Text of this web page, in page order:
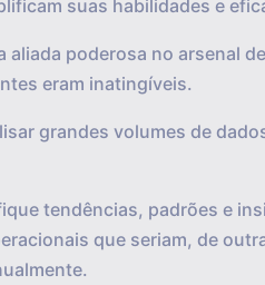
suas habilidades e
aliada poderosa no arsenal
eram inatingíveis.
grandes volumes de
tendências, padrões e
que seriam, de